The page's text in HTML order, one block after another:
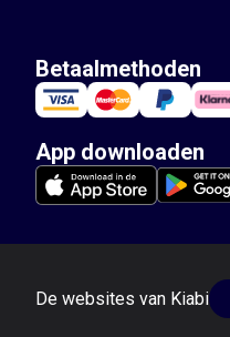
Betaalmethoden
App downloaden
De websites van Kiabi